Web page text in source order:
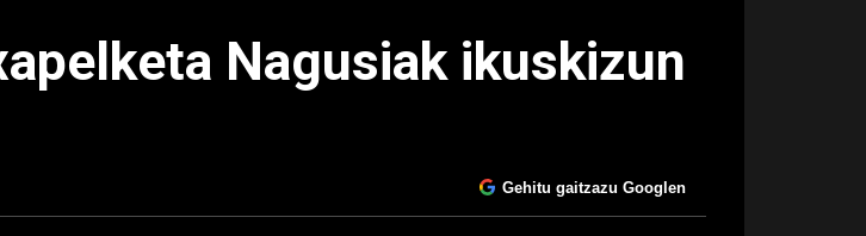
Nagusiak ikuskizun
Gehitu gaitzazu Googlen